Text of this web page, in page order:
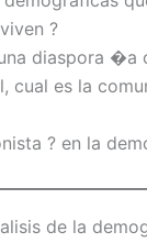
?
diaspora �a
cual es la
? en la
de la